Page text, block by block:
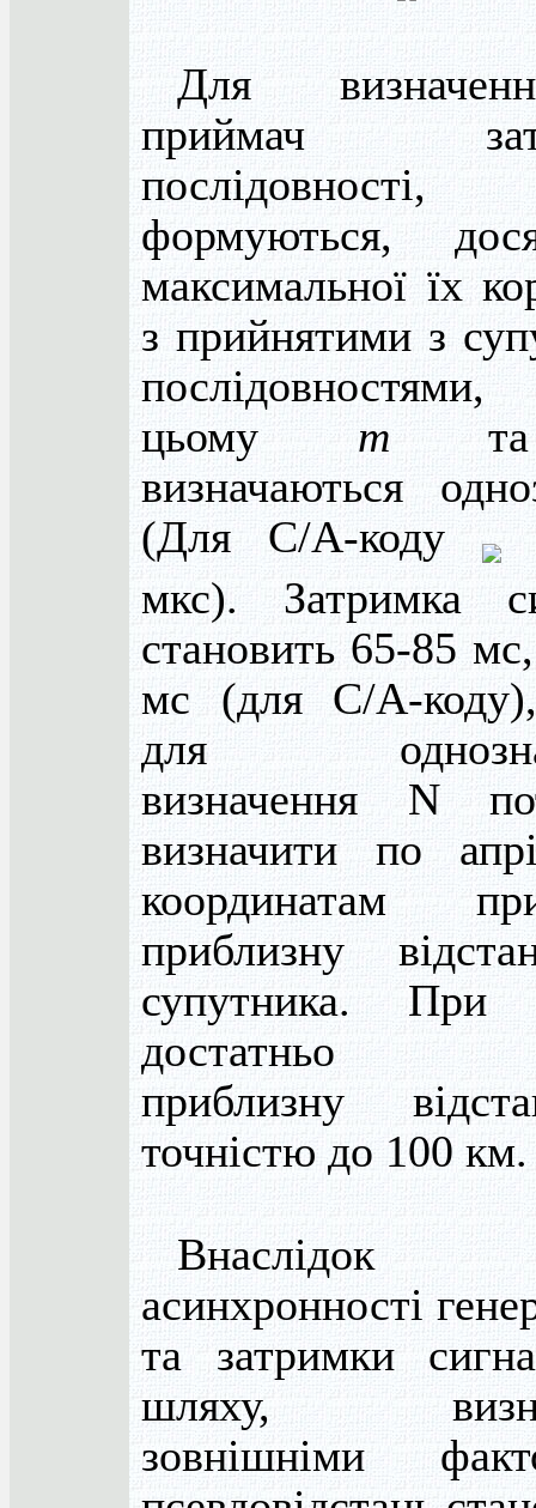
Для
приймач
формуються,
максимальної їх
з прийнятими з
цьому m
визначаються
(Для С/А-коду
мкс). Затримка
становить 65-85
мс (для С/А-
для
визначення N
визначити по
координатам
приблизну
супутника. При
достатньо
приблизну
точністю до 100 км.
Внаслідок
асинхронності
та затримки
шляху,
зовнішніми